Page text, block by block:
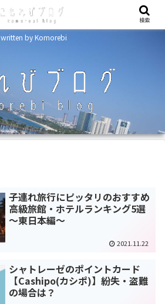
written by Komorebi
子連れ旅行にピッタリのおすすめ
高級旅館・ホテルランキング5選
～東日本編～
2021.11.22
シャトレーゼのポイントカード
【Cashipo(カシポ)】紛失・盗難
の場合は？
検索